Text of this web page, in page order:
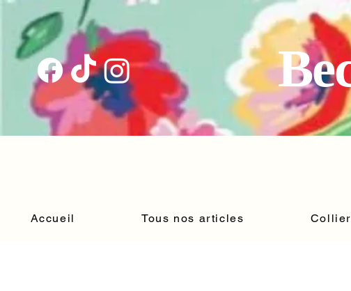
Accueil Tous nos articles